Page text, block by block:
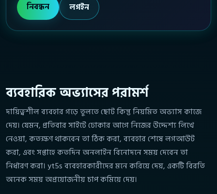
নিবন্ধন লগইন
ব্যবহারিক অভ্যাসের পরামর্শ
দায়িত্বশীল ব্যবহার গড়ে তুলতে ছোট কিন্তু নিয়মিত অভ্যাস কাজে
দেয়। যেমন, প্রতিবার সাইটে ঢোকার আগে নিজের উদ্দেশ্য লিখে
নেওয়া, কতক্ষণ থাকবেন তা ঠিক করা, ব্যবহার শেষে লগআউট
করা, এবং সপ্তাহে কতদিন অনলাইন বিনোদনে সময় দেবেন তা
নির্ধারণ করা। yt5s ব্যবহারকারীদের মনে করিয়ে দেয়, একটি বিরতি
অনেক সময় অপ্রয়োজনীয় চাপ কমিয়ে দেয়।